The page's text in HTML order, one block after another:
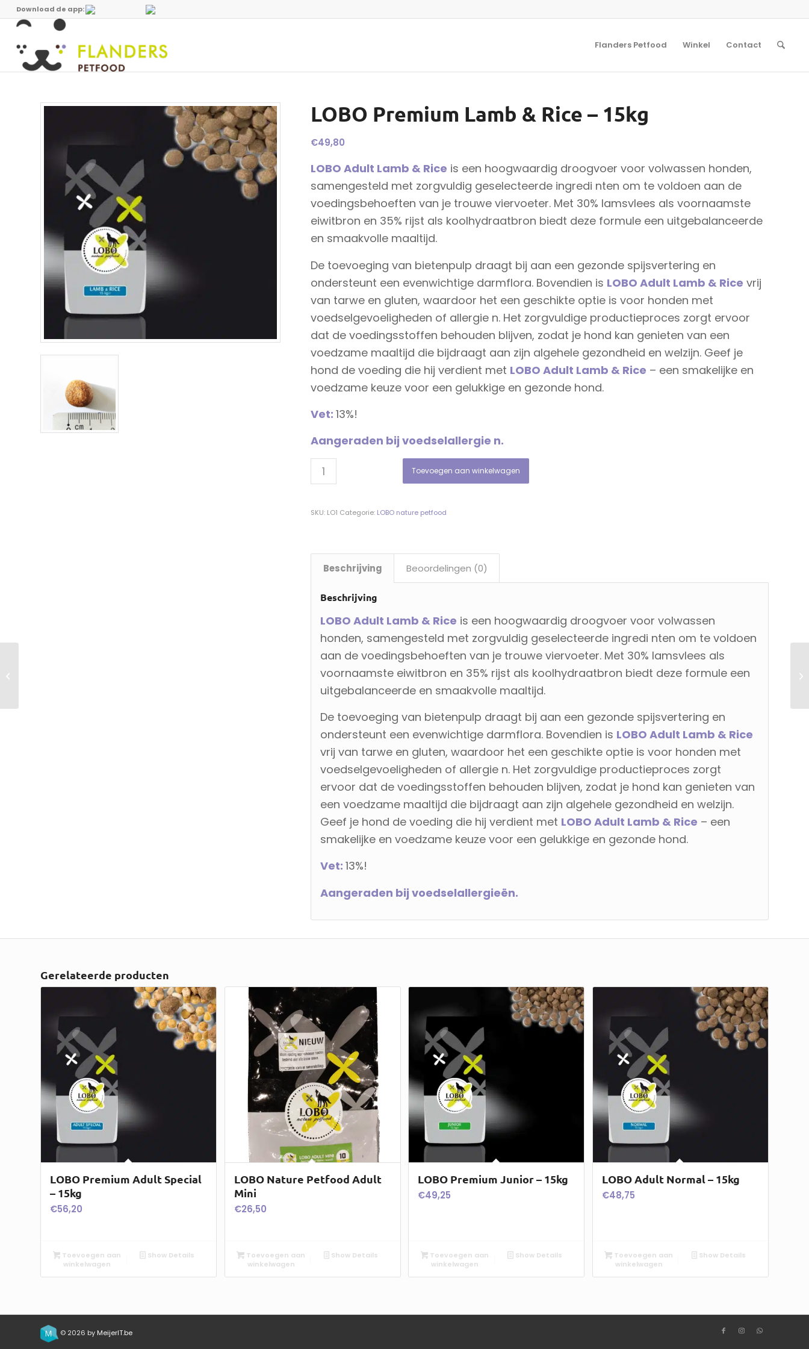
Download de app:
Flanders Petfood Winkel Contact
LOBO Premium Lamb & Rice – 15kg
€49,80
LOBO Adult Lamb & Rice is een hoogwaardig droogvoer voor volwassen honden,
samengesteld met zorgvuldig geselecteerde ingredi nten om te voldoen aan de
voedingsbehoeften van je trouwe viervoeter. Met 30% lamsvlees als voornaamste
eiwitbron en 35% rijst als koolhydraatbron biedt deze formule een uitgebalanceerde
en smaakvolle maaltijd.
De toevoeging van bietenpulp draagt bij aan een gezonde spijsvertering en
ondersteunt een evenwichtige darmflora. Bovendien is LOBO Adult Lamb & Rice vrij
van tarwe en gluten, waardoor het een geschikte optie is voor honden met
voedselgevoeligheden of allergie n. Het zorgvuldige productieproces zorgt ervoor
dat de voedingsstoffen behouden blijven, zodat je hond kan genieten van een
voedzame maaltijd die bijdraagt aan zijn algehele gezondheid en welzijn. Geef je
hond de voeding die hij verdient met LOBO Adult Lamb & Rice – een smakelijke en
voedzame keuze voor een gelukkige en gezonde hond.
Vet:13%!
Aangeraden bij voedselallergie n.
Toevoegen aan winkelwagen
SKU: LO1 Categorie: LOBO nature petfood
Beschrijving Beoordelingen (0)
Beschrijving
LOBO Adult Lamb & Rice is een hoogwaardig droogvoer voor volwassen
honden, samengesteld met zorgvuldig geselecteerde ingredi nten om te voldoen
aan de voedingsbehoeften van je trouwe viervoeter. Met 30% lamsvlees als
voornaamste eiwitbron en 35% rijst als koolhydraatbron biedt deze formule een
uitgebalanceerde en smaakvolle maaltijd.
De toevoeging van bietenpulp draagt bij aan een gezonde spijsvertering en
ondersteunt een evenwichtige darmflora. Bovendien is LOBO Adult Lamb & Rice
vrij van tarwe en gluten, waardoor het een geschikte optie is voor honden met
voedselgevoeligheden of allergie n. Het zorgvuldige productieproces zorgt
ervoor dat de voedingsstoffen behouden blijven, zodat je hond kan genieten van
een voedzame maaltijd die bijdraagt aan zijn algehele gezondheid en welzijn.
Geef je hond de voeding die hij verdient met LOBO Adult Lamb & Rice – een
smakelijke en voedzame keuze voor een gelukkige en gezonde hond.
Vet:13%!
Aangeraden bij voedselallergieën.
Gerelateerde producten
LOBO Premium Adult Special
– 15kg
€56,20
Toevoegen aan
winkelwagen
Show Details
LOBO Nature Petfood Adult
Mini
€26,50
Toevoegen aan
winkelwagen
Show Details
LOBO Premium Junior – 15kg
€49,25
Toevoegen aan
winkelwagen
Show Details
LOBO Adult Normal – 15kg
€48,75
Toevoegen aan
winkelwagen
Show Details
© 2026 by MeijerIT.be